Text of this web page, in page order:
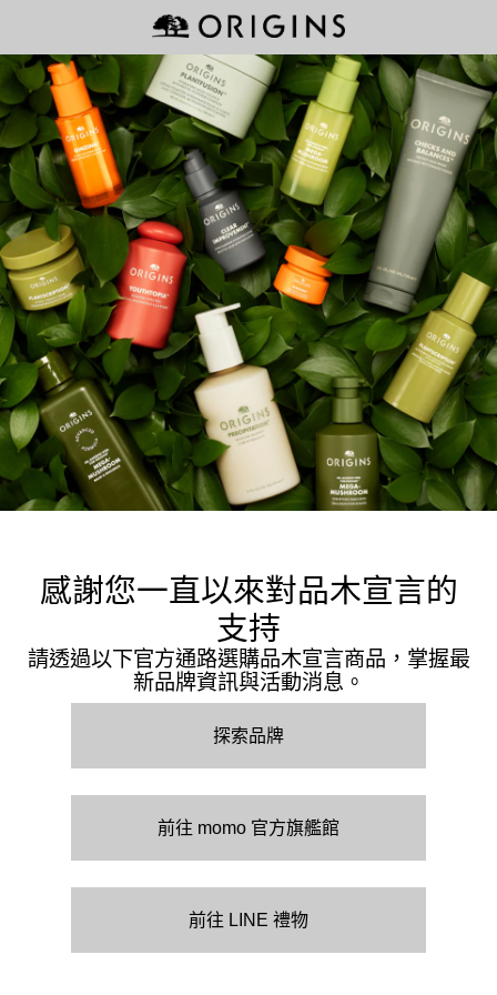
感謝您一直以來對品木宣言的
支持
請透過以下官方通路選購品木宣言商品，掌握最
新品牌資訊與活動消息。
探索品牌
前往 momo 官方旗艦館
前往 LINE 禮物